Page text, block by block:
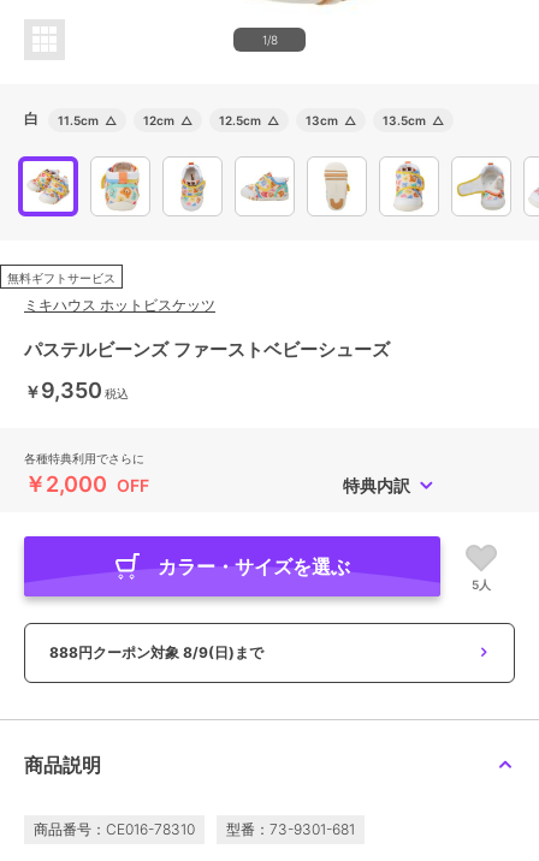
1/8
白 11.5cm △ 12cm △ 12.5cm △ 13cm △ 13.5cm △
無料ギフトサービス
ミキハウス ホットビスケッツ
パステルビーンズ ファーストベビーシューズ
￥9,350 税込
各種特典利用でさらに
￥2,000 OFF 特典内訳
カラー・サイズを選ぶ
5人
888円クーポン対象 8/9(日)まで
商品説明
商品番号：CE016-78310 型番：73-9301-681